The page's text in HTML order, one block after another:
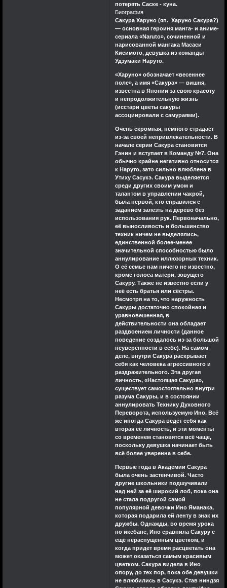
потерять Саске - куна.
Биография
Сакура Харуно (яп. Харуно Сакура?)
— основная героиня манга- и аниме-
сериала «Naruto», сочиненной и
нарисованной мангака Масаcи
Кисимото, девушка из команды
Удзумаки Наруто.
«Харуно» обозначает «весеннее
поле», а имя «Сакура» — вишня,
известна в Японии за свою красоту
и непродолжительную жизнь
(исстари цветы сакуры
ассоциировали с самураями).
Очень скромная, немного страдает
из-за своей непривлекательности. В
начале серии Сакура становится
Гэнин и вступает в Команду №7. Она
обычно крайне негативно относится
к Наруто, зато сильно влюблена в
Утиху Сасукэ. Сакура выделяется
среди других своим умом и
талантом в управлении чакрой,
была первой, кто справился с
заданием залезть на дерево без
использования рук. Первоначально,
её выносливость и большинство
техник ничем не выделялись,
единственной более-менее
значительной способностью было
аннулирование иллюзорных техник.
О её семье нам ничего не известно,
кроме голоса матери, зовущего
Сакуру. Также не известно если у
неё есть братья или сёстры.
Несмотря на то, что наружность
Сакуры достаточно спокойная и
уравновешенная, в
действительности она обладает
раздвоением личности (данное
поведение создалось из-за большой
неуверенности в себе). На самом
деле, внутри Сакура раскрывает
себя как человека агрессивного и
раздражительного. Эта другая
личность, «Настоящая Сакура»,
существует самостоятельно внутри
разума Сакуры, и в состоянии
аннулировать Технику Духовного
Переворота, используемую Ино. Всё
же иногда Сакура ведёт себя как
вторая её личность, и эти моменты
со временем становятся всё чаще,
поскольку девушка начинает быть
всё более уверенна в себе.
Первые года в Академии Сакура
была очень застенчивой. Часто
другие школьники подшучивали
над ней за её широкий лоб, пока она
не стала подругой самой
популярной девочки Ино Яманака,
которая подарила ей ленту в знак их
дружбы. Однажды, во время урока
по икебане, Ино сравнила Сакуру с
ещё нераспущенным цветком, и
когда придет время расцветать она
может оказаться самым красивым
цветком. Сакура видела в Ино
опору, до тех пор, пока обе девушки
не влюбились в Сасукэ. Став ниндзя